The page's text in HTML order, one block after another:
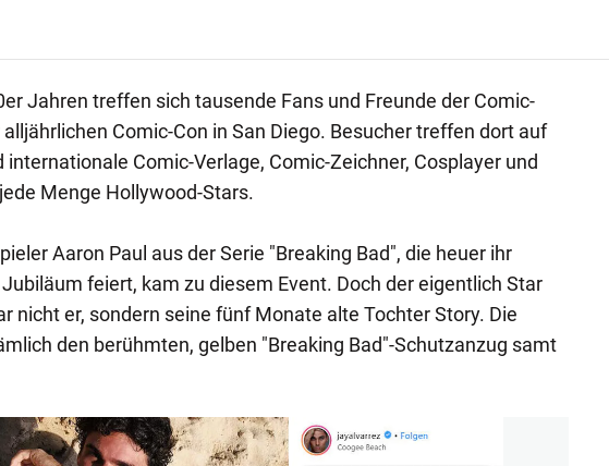
Jahren treffen sich tausende Fans und Freunde der Comic-
Comic-Con in San Diego. Besucher treffen dort auf
internationale Comic-Verlage, Comic-Zeichner, Cosplayer und
Menge Hollywood-Stars.
Aaron Paul aus der Serie "Breaking Bad", die heuer ihr
feiert, kam zu diesem Event. Doch der eigentlich Star
nicht er, sondern seine fünf Monate alte Tochter Story. Die
den berühmten, gelben "Breaking Bad"-Schutzanzug samt